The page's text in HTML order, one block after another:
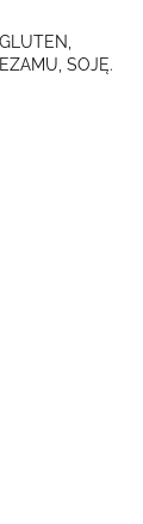
SOJĘ.